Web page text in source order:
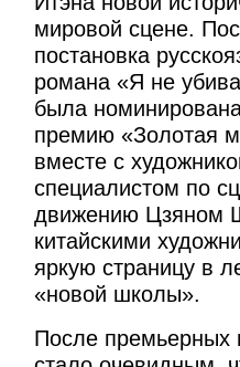
мировой сцене.
постановка
романа «Я не
была
премию «Золотая
вместе с
специалистом по
движению Цзяном
китайскими
яркую страницу в
«новой школы».
После премьерных